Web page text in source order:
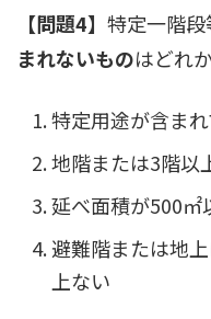
【問題4】 特定一階
まれないものはどれか
特定用途が含ま
地階または3階以
延べ面積が500㎡
避難階または地
上ない